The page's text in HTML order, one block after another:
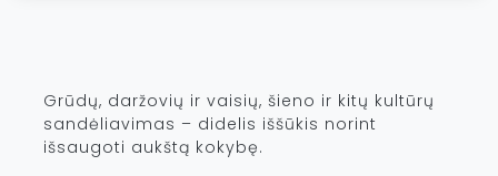
Grūdų, daržovių ir vaisių, šieno ir kitų kultūrų
sandėliavimas – didelis iššūkis norint
išsaugoti aukštą kokybę.